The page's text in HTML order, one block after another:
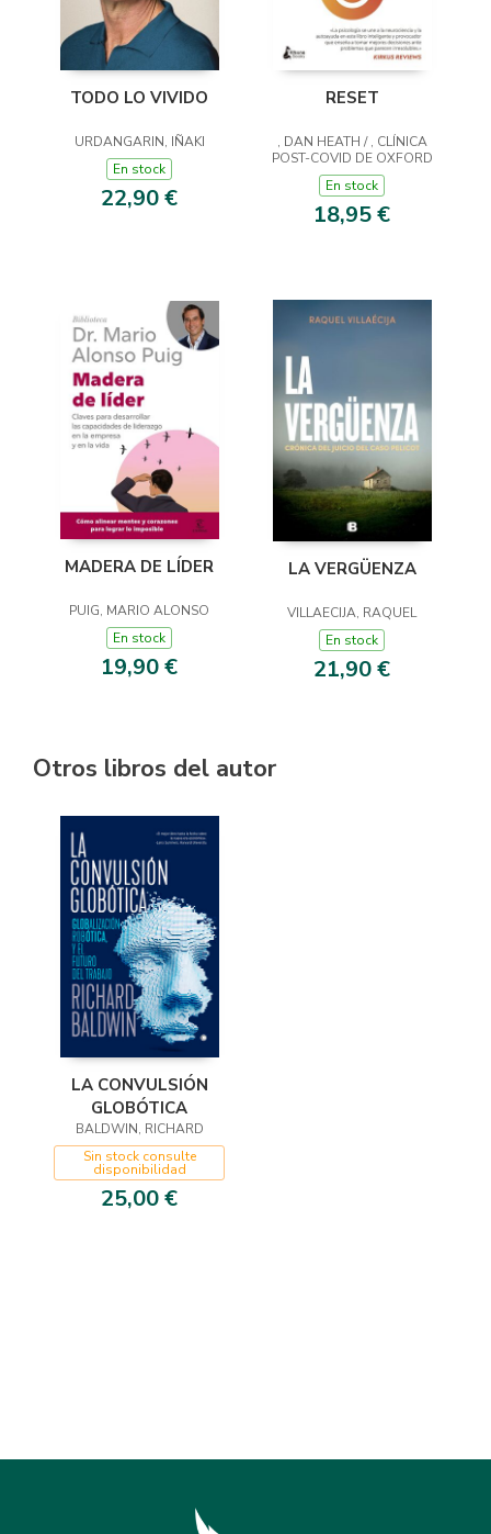
TODO LO VIVIDO
URDANGARIN, IÑAKI
En stock
22,90 €
RESET
, DAN HEATH / , CLÍNICA
POST-COVID DE OXFORD
En stock
18,95 €
MADERA DE LÍDER
PUIG, MARIO ALONSO
En stock
19,90 €
LA VERGÜENZA
VILLAECIJA, RAQUEL
En stock
21,90 €
Otros libros del autor
LA CONVULSIÓN
GLOBÓTICA
BALDWIN, RICHARD
Sin stock consulte
disponibilidad
25,00 €